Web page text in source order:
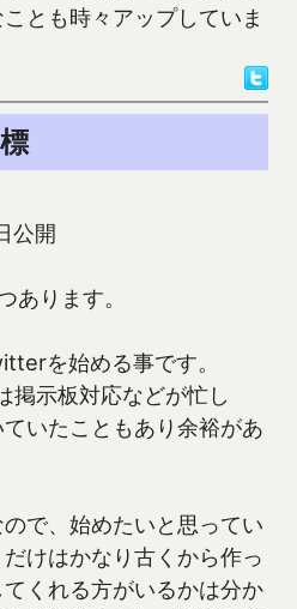
とも時々アップしていま
公開
あります。
を始める事です。
示板対応などが忙し
いたこともあり余裕があ
で、始めたいと思ってい
けはかなり古くから作っ
くれる方がいるかは分か